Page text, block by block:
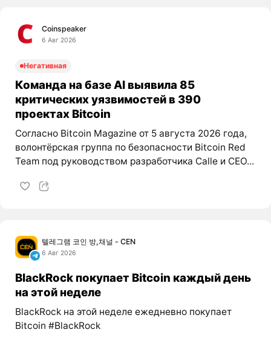
Coinspeaker
6 Авг 2026
Негативная
Команда на базе AI выявила 85
критических уязвимостей в 390
проектах Bitcoin
Согласно Bitcoin Magazine от 5 августа 2026 года,
волонтёрская группа по безопасности Bitcoin Red
Team под руководством разработчика Calle и CEO...
텔레그램 코인 방,채널 - CEN
6 Авг 2026
BlackRock покупает Bitcoin каждый день
на этой неделе
BlackRock на этой неделе ежедневно покупает
Bitcoin #BlackRock